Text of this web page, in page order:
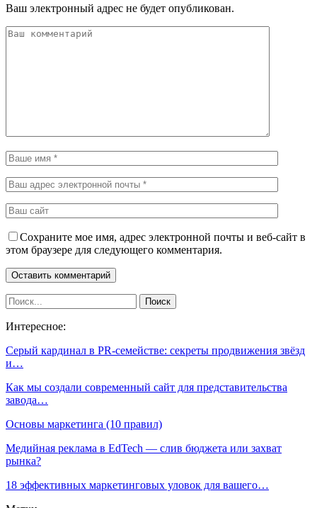
Ваш электронный адрес не будет опубликован.
Сохраните мое имя, адрес электронной почты и веб-сайт в
этом браузере для следующего комментария.
Интересное:
Серый кардинал в PR-семействе: секреты продвижения звёзд
и…
Как мы создали современный сайт для представительства
завода…
Основы маркетинга (10 правил)
Медийная реклама в EdTech — слив бюджета или захват
рынка?
18 эффективных маркетинговых уловок для вашего…